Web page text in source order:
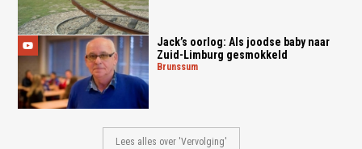
Jack’s oorlog: Als joodse baby naar
Zuid-Limburg gesmokkeld
brunssum
Lees alles over 'Vervolging'